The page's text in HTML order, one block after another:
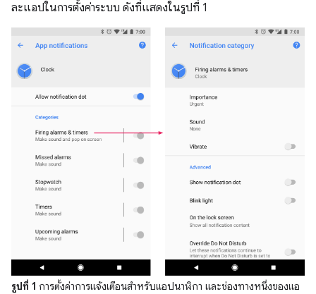
ละแอปในการตั้งค่าระบบ ดังที่แสดงในรูปที่ 1
รูปที่ 1 การตั้งค่าการแจ้งเตือนสำหรับแอปนาฬิกา และช่องทางหนึ่งของแอ